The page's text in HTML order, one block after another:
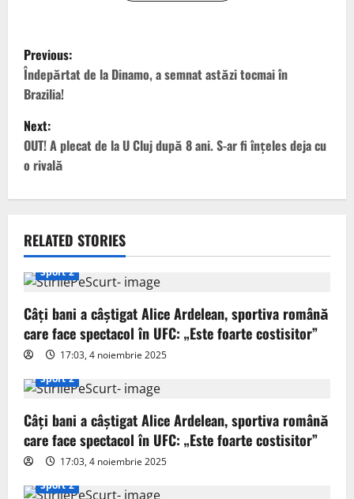
P
o
s
t
n
v
i
g
a
t
i
o
n
Previous:
Îndepărtat de la Dinamo, a semnat astăzi tocmai în
Brazilia!
Next:
OUT! A plecat de la U Cluj după 8 ani. S-ar fi înțeles deja cu
o rivală
RELATED STORIES
Sport 2
Câți bani a câștigat Alice Ardelean, sportiva română
care face spectacol în UFC: „Este foarte costisitor”
17:03, 4 noiembrie 2025
Sport 2
Câți bani a câștigat Alice Ardelean, sportiva română
care face spectacol în UFC: „Este foarte costisitor”
17:03, 4 noiembrie 2025
Sport 2